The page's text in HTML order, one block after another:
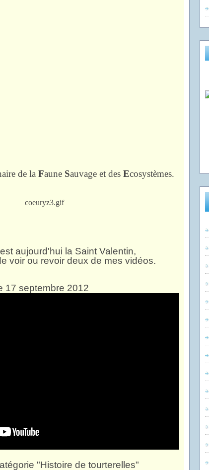
de la Faune Sauvage et des Ecosystèmes.
aujourd'hui la Saint Valentin,
voir ou revoir deux de mes vidéos.
17 septembre 2012
"Histoire de tourterelles"